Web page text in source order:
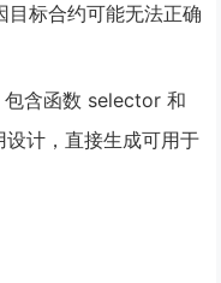
目标合约可能无法正确
包含函数 selector 和
计，直接生成可用于